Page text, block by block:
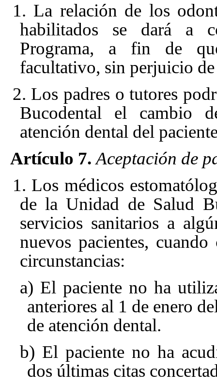
1. La relación de los
habilitados se dará a
Programa, a fin de
facultativo, sin perjuicio
2. Los padres o tutores
Bucodental el cambio
atención dental del
Artículo 7. Aceptación de
1. Los médicos
de la Unidad de Salud
servicios sanitarios a
nuevos pacientes,
circunstancias:
a) El paciente no ha
anteriores al 1 de enero
de atención dental.
b) El paciente no ha
dos últimas citas